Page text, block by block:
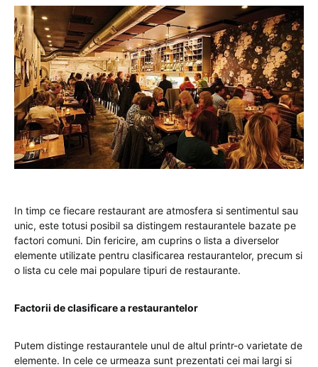
In timp ce fiecare restaurant are atmosfera si sentimentul sau
unic, este totusi posibil sa distingem restaurantele bazate pe
factori comuni. Din fericire, am cuprins o lista a diverselor
elemente utilizate pentru clasificarea restaurantelor, precum si
o lista cu cele mai populare tipuri de restaurante.
Factorii de clasificare a restaurantelor
Putem distinge restaurantele unul de altul printr-o varietate de
elemente. In cele ce urmeaza sunt prezentati cei mai largi si